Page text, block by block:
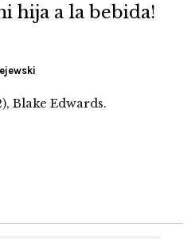
hija a la bebida!
Blake Edwards.